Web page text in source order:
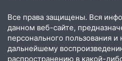
Все права защищены. Вся
данном веб-сайте,
персонального пользования
дальнейшему
распространению в какой-